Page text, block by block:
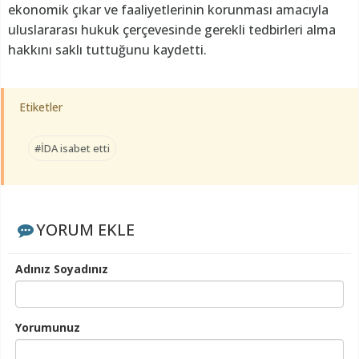
ekonomik çıkar ve faaliyetlerinin korunması amacıyla
uluslararası hukuk çerçevesinde gerekli tedbirleri alma
hakkını saklı tuttuğunu kaydetti.
Etiketler
#İDA isabet etti
YORUM EKLE
Adınız Soyadınız
Yorumunuz